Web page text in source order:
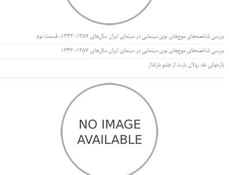
بررسی شاخصه‌های موج‌های نوی سینمایی در سینمای ایران سال‌های 1357-1343، قسمت دوم
بررسی شاخصه‌های موج‌های نوی سینمایی در سینمای ایران سال‌های 1357-1343
بازخوانی نقد رولان بارت از فیلم بارانداز